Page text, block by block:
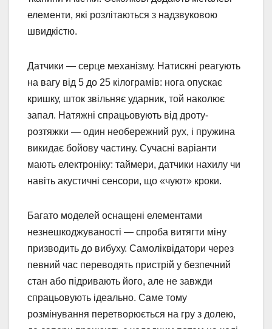
елементи, які розлітаються з надзвуковою
швидкістю.
Датчики — серце механізму. Натискні реагують
на вагу від 5 до 25 кілограмів: нога опускає
кришку, шток звільняє ударник, той наколює
запал. Натяжні спрацьовують від дроту-
розтяжки — один необережний рух, і пружина
викидає бойову частину. Сучасні варіанти
мають електроніку: таймери, датчики нахилу чи
навіть акустичні сенсори, що «чуют» кроки.
Багато моделей оснащені елементами
незнешкоджуваності — спроба витягти міну
призводить до вибуху. Самоліквідатори через
певний час переводять пристрій у безпечний
стан або підривають його, але не завжди
спрацьовують ідеально. Саме тому
розмінування перетворюється на гру з долею,